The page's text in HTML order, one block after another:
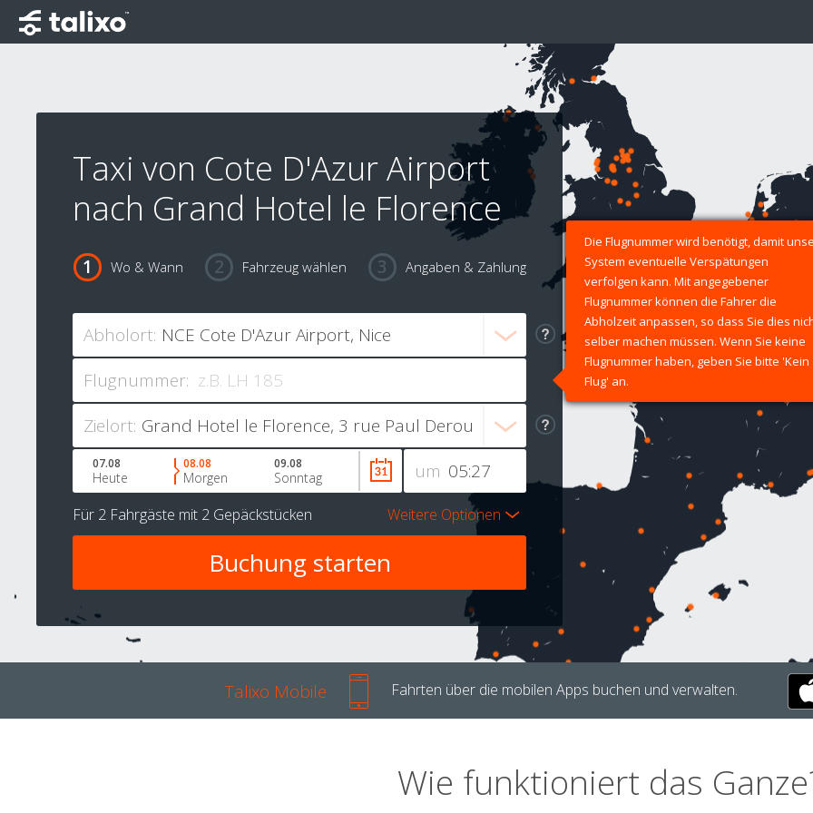
Taxi von Cote D'Azur Airport
nach Grand Hotel le Florence
Wo & Wann Fahrzeug wählen Angaben & Zahlung
Abholort:
Flugnummer:
Die Flugnummer wird benötigt, damit
System eventuelle Verspätungen
verfolgen kann. Mit angegebener
Flugnummer können die Fahrer die
Abholzeit anpassen, so dass Sie dies
selber machen müssen. Wenn Sie keine
Flugnummer haben, geben Sie bitte 'Kein
Flug' an.
Zielort:
um
07.08
Heute
08.08
Morgen
09.08
Sonntag
Für 2 Fahrgäste mit 2 Gepäckstücken Weitere Optionen
Talixo Mobile Fahrten über die mobilen Apps buchen und verwalten.
Wie funktioniert das